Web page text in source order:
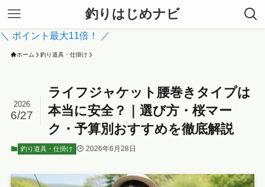
釣りはじめナビ
＼ ポイント最大11倍！ ／
ホーム 釣り道具・仕掛け
ライフジャケット腰巻きタイプは
本当に安全？｜選び方・桜マー
ク・予算別おすすめを徹底解説
2026
6/27
釣り道具・仕掛け 2026年6月28日